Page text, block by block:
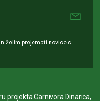
in želim prejemati novice s
projekta Carnivora Dinarica,